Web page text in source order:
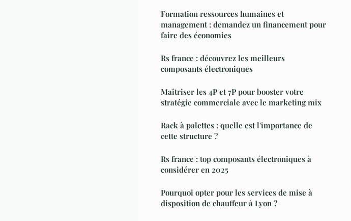
Formation ressources humaines et
management : demandez un financement pour
faire des économies
Rs france : découvrez les meilleurs
composants électroniques
Maîtriser les 4P et 7P pour booster votre
stratégie commerciale avec le marketing mix
Rack à palettes : quelle est l'importance de
cette structure ?
Rs france : top composants électroniques à
considérer en 2025
Pourquoi opter pour les services de mise à
disposition de chauffeur à Lyon ?